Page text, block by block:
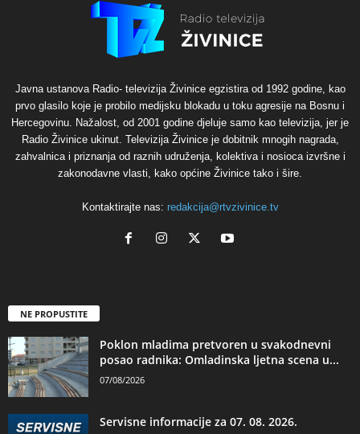
Javna ustanova Radio- televizija Živinice egzistira od 1992 godine, kao
prvo glasilo koje je probilo medijsku blokadu u toku agresije na Bosnu i
Hercegovinu. Nažalost, od 2001 godine djeluje samo kao televizija, jer je
Radio Živinice ukinut. Televizija Živinice je dobitnik mnogih nagrada,
zahvalnica i priznanja od raznih udruženja, kolektiva i nosioca izvršne i
zakonodavne vlasti, kako općine Živinice tako i šire.
Kontaktirajte nas: redakcija@rtvzivinice.tv
NE PROPUSTITE
Poklon mladima pretvoren u svakodnevni
posao radnika: Omladinska ljetna scena u...
07/08/2026
Servisne informacije za 07. 08. 2026.